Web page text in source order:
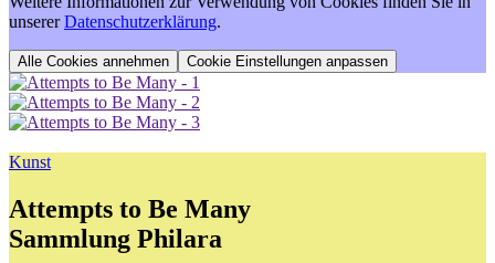
unsererDatenschutzerklärung.
Cookie Einstellungen anpassen
Kunst
Attempts to Be Many
Sammlung Philara